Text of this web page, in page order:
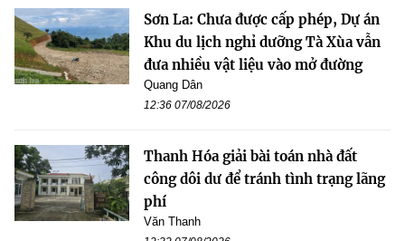
Sơn La: Chưa được cấp phép, Dự án
Khu du lịch nghỉ dưỡng Tà Xùa vẫn
đưa nhiều vật liệu vào mở đường
Quang Dân
12:36 07/08/2026
Thanh Hóa giải bài toán nhà đất
công dôi dư để tránh tình trạng lãng
phí
Văn Thanh